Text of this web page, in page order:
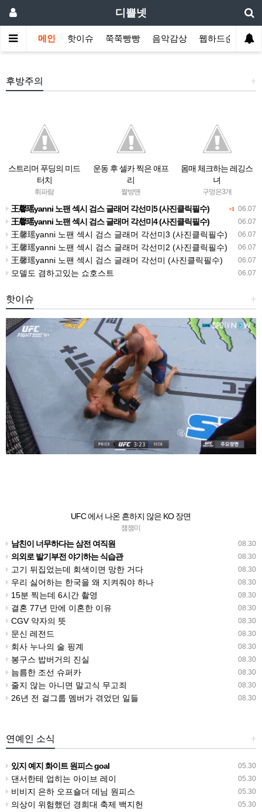
디쁠넷
메인 핫이슈 쭉쭉빵빵 음악감상 웹하드순위
+
후방주의
스트리머 푸딩의 미드
터치
휘파람
운동 후 셀카 찍은 애프
리
짤방맨
몸매 체크하는 레깅스
녀
구멍은3개
+1 06.07
王馨瑶yanni 노팬 섹시 검스 글래머 각선미5 (사진클릭필수)
06.07
王馨瑶yanni 노팬 섹시 검스 글래머 각선미4 (사진클릭필수)
06.07
王馨瑶yanni 노팬 섹시 검스 글래머 각선미3 (사진클릭필수)
06.07
王馨瑶yanni 노팬 섹시 검스 글래머 각선미2 (사진클릭필수)
06.07
王馨瑶yanni 노팬 섹시 검스 글래머 각선미 (사진클릭필수)
06.07
모델도 겸하고있는 쇼호스트
+
핫이슈
UFC 에서 나온 흔하지 않은 KO 장면
잼잼미
08.30
남친이 너무하다는 삼전 여직원
08.30
의외로 발기부전 야기하는 식습관
08.30
고기 뒤집었는데 회색이면 망한 거다
08.30
우리 싫어하는 한국을 왜 지켜줘야 하나
08.30
15분 찍는데 6시간 촬영
08.30
결혼 77년 만에 이혼한 이유
08.30
CGV 약자의 뜻
08.30
문신 레전드
08.30
회사 누나의 술 핑계
08.30
봉구스 밥버거의 진실
08.30
늠름한 조선 슈퍼카
08.30
줄지 않는 아니면 말고식 무고죄
08.30
26년 전 걸그룹 멤버가 겪었던 일들
+
연예인 소식
05.30
있지 예지 화이트 원피스 goal
05.30
댄서한테 업히는 아이브 레이
05.30
비비지 은하 오프숄더 데님 원피스
05.30
의상이 위험했던 경희대 축제 백지헌